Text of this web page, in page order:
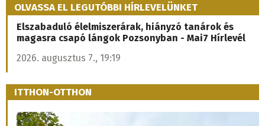
OLVASSA EL LEGUTÓBBI HÍRLEVELÜNKET
Elszabaduló élelmiszerárak, hiányzó tanárok és
magasra csapó lángok Pozsonyban - Mai7 Hírlevél
2026. augusztus 7., 19:19
ITTHON-OTTHON